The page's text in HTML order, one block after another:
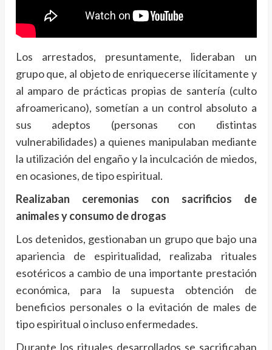
Los arrestados, presuntamente, lideraban un
grupo que, al objeto de enriquecerse ilícitamente y
al amparo de prácticas propias de santería (culto
afroamericano), sometían a un control absoluto a
sus adeptos (personas con distintas
vulnerabilidades) a quienes manipulaban mediante
la utilización del engaño y la inculcación de miedos,
en ocasiones, de tipo espiritual.
Realizaban ceremonias con sacrificios de
animales y consumo de drogas
Los detenidos, gestionaban un grupo que bajo una
apariencia de espiritualidad, realizaba rituales
esotéricos a cambio de una importante prestación
económica, para la supuesta obtención de
beneficios personales o la evitación de males de
tipo espiritual o incluso enfermedades.
Durante los rituales desarrollados se sacrificaban